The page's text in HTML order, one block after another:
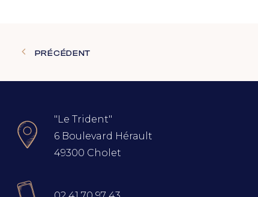
PRÉCÉDENT
"Le Trident"
6 Boulevard Hérault
49300 Cholet